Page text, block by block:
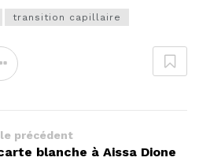
transition capillaire
précédent
blanche à Aissa Dione